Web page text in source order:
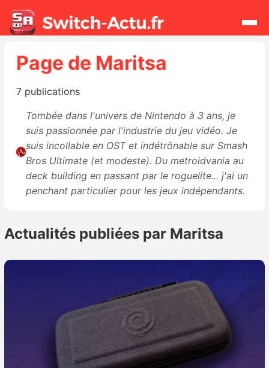
Actualités
Jeux
Hardware
Chiffres de ventes
Rumeurs
Nintendo Direct
Tests et previews
Tests de jeux
Page de Maritsa
7 publications
Tombée dans l'univers de Nintendo à 3 ans, je
suis passionnée par l'industrie du jeu vidéo. Je
suis incollable en OST et indétrônable sur Smash
Bros Ultimate (et modeste). Du metroidvania au
deck building en passant par le roguelite... j'ai un
penchant particulier pour les jeux indépendants.
Actualités publiées par Maritsa